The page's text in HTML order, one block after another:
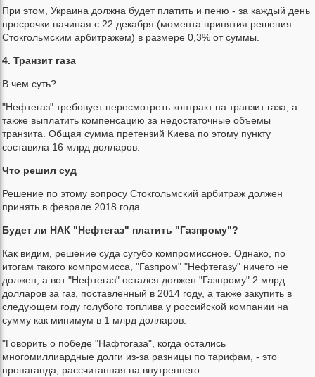
При этом, Украина должна будет платить и пеню - за каждый день
просрочки начиная с 22 декабря (момента принятия решения
Стокгольмским арбитражем) в размере 0,3% от суммы.
4. Транзит газа
В чем суть?
"Нефтегаз" требовует пересмотреть контракт на транзит газа, а
также выплатить компенсацию за недостаточные объемы
транзита. Общая сумма претензий Киева по этому пункту
составила 16 млрд долларов.
Что решил суд
Решение по этому вопросу Стокгольмский арбитраж должен
принять в феврале 2018 года.
Будет ли НАК "Нефтегаз" платить "Газпрому"?
Как видим, решение суда сугубо компромиссное. Однако, по
итогам такого компромисса, "Газпром" "Нефтегазу" ничего не
должен, а вот "Нефтегаз" остался должен "Газпрому" 2 млрд
долларов за газ, поставленный в 2014 году, а также закупить в
следующем году голубого топлива у российской компании на
сумму как минимум в 1 млрд долларов.
"Говорить о победе "Нафтогаза", когда остались
многомиллиардные долги из-за разницы по тарифам, - это
пропаганда, рассчитанная на внутреннего